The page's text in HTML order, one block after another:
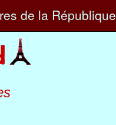
de la